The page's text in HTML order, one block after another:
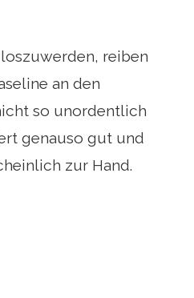
reiben
an den
so unordentlich
genauso gut und
zur Hand.